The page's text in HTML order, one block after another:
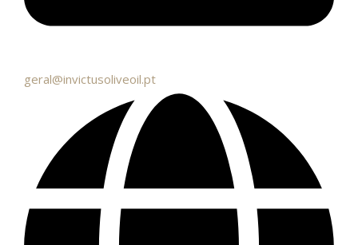
geral@invictusoliveoil.pt